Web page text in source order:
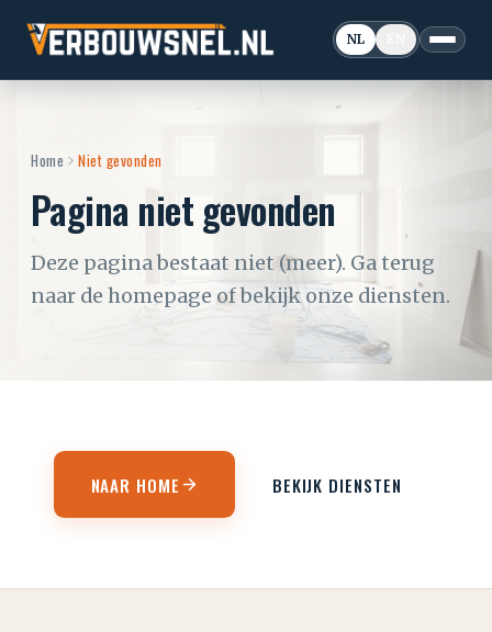
NL
Home Niet gevonden
Pagina niet gevonden
Deze pagina bestaat niet (meer). Ga terug
naar de homepage of bekijk onze diensten.
NAAR HOME BEKIJK DIENSTEN